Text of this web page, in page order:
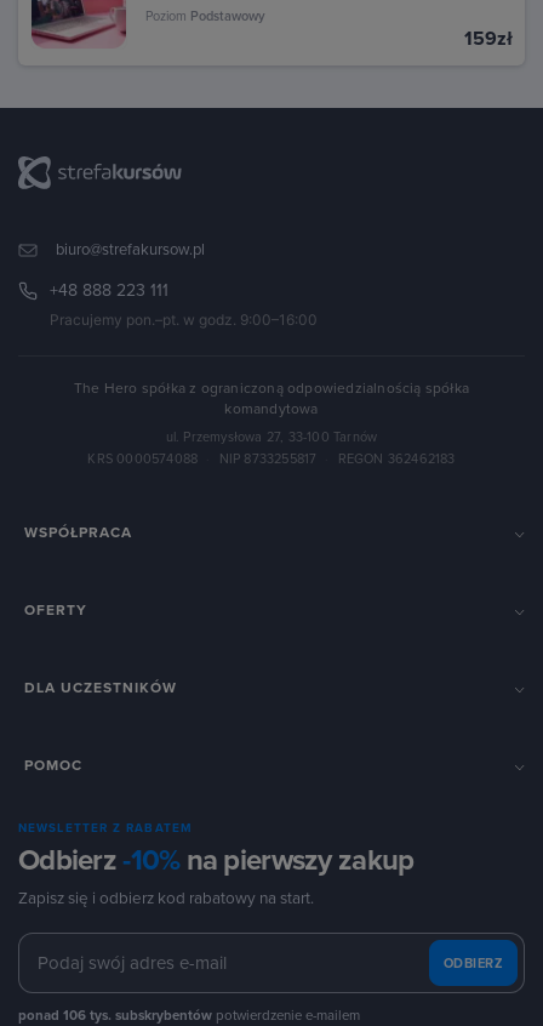
Poziom Podstawowy
159zł
biuro@strefakursow.pl
+48 888 223 111
Pracujemy pon.–pt. w godz. 9:00–16:00
The Hero spółka z ograniczoną odpowiedzialnością spółka
komandytowa
ul. Przemysłowa 27, 33-100 Tarnów
KRS 0000574088
NIP 8733255817 REGON 362462183
WSPÓŁPRACA
OFERTY
DLA UCZESTNIKÓW
POMOC
NEWSLETTER Z RABATEM
Odbierz-10%na pierwszy zakup
Zapisz się i odbierz kod rabatowy na start.
ODBIERZ
ponad 106 tys. subskrybentów potwierdzenie e-mailem